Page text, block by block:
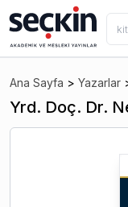
Ana Sayfa > Yazarlar
Yrd. Doç. Dr.